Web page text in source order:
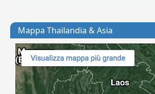
Mappa Thailandia & Asia